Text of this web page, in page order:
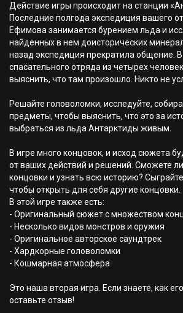
Действие игры происходит на станции
Последние полгода экспедиция вашего
Ефимова занимается бурением льда и
найденных в нем доисторических
назад экспедиция прекратила общение. В
спасательного отряда из четырех
выяснить, что там произошло. Никто не
Решайте головоломки, исследуйте,
предметы, чтобы выяснить, что это за
выбраться из льда Антарктиды живым.
В игре много концовок, и исход сюжета
от ваших действий и решений. Сможете
концовки и узнать всю историю?
чтобы открыть для себя другие концовки.
В этой игре также есть:
- Оригинальный сюжет с множеством
- Несколько видов монстров и оружия
- Оригинальное авторское саундтрек
- Хардкорные головоломки
- Кошмарная атмосфера
Это наша вторая игра. Если знаете, как
оставьте отзыв!